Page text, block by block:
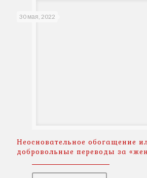
30 мая, 2022
Неосновательное обогащение
добровольные переводы за